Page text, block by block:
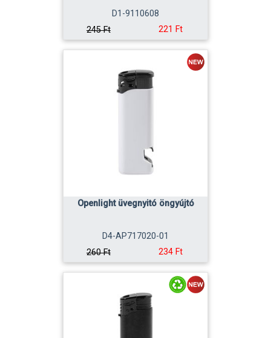
D1-9110608
245 Ft
221 Ft
Openlight üvegnyitó öngyújtó
D4-AP717020-01
260 Ft
234 Ft